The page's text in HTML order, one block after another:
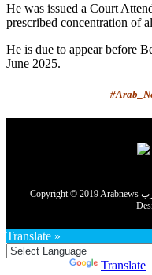
He was issued a Court
prescribed concentration of
He is due to appear before
June 2025.
Copyright © 2019 Arabnews اخبار العرب - كل العرب - . All Rights Reserved.
Translate »
Translate